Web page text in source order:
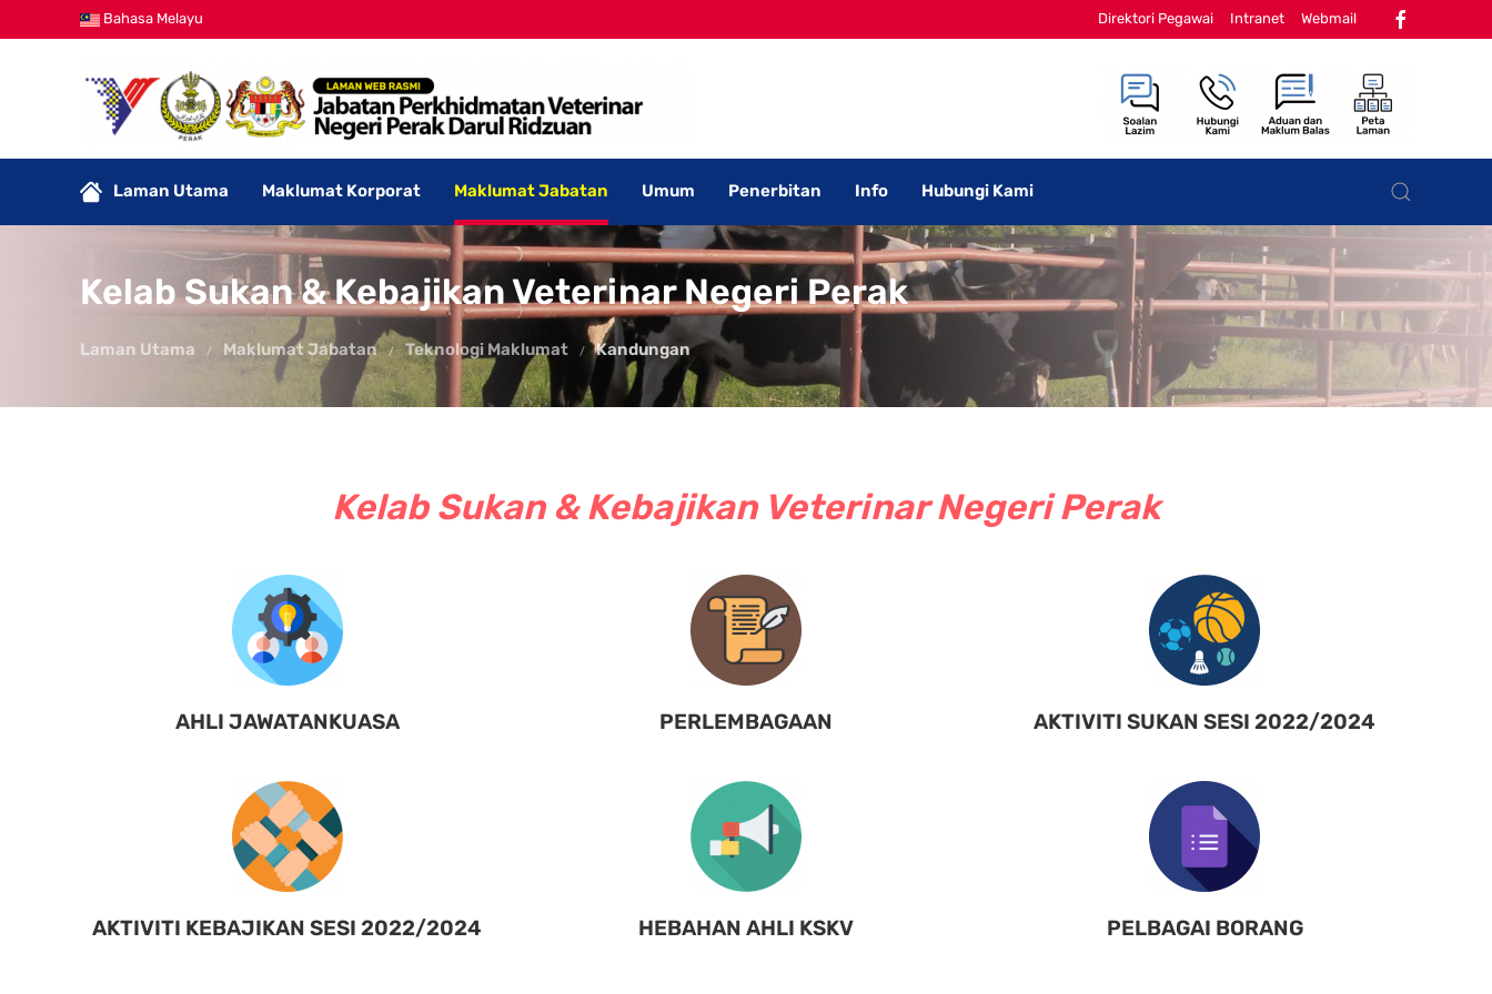
Bahasa Melayu Direktori Pegawai Intranet Webmail
Laman Utama Maklumat Korporat Maklumat Jabatan Umum Penerbitan Info Hubungi Kami
Kelab Sukan & Kebajikan Veterinar Negeri Perak
Laman Utama Maklumat Jabatan Teknologi Maklumat Kandungan
Kelab Sukan & Kebajikan Veterinar Negeri Perak
AHLI JAWATANKUASA PERLEMBAGAAN AKTIVITI SUKAN SESI 2022/2024
AKTIVITI KEBAJIKAN SESI 2022/2024 HEBAHAN AHLI KSKV PELBAGAI BORANG